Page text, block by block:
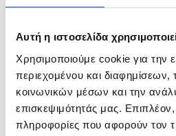
Αυτή η ιστοσελίδα
Χρησιμοποιούμε cookie για την
περιεχομένου και διαφημίσεων,
κοινωνικών μέσων και την
επισκεψιμότητάς μας.
πληροφορίες που αφορούν τον
the...
11 hours ago
PSEKA: Cyprus is not a
12 hours ago